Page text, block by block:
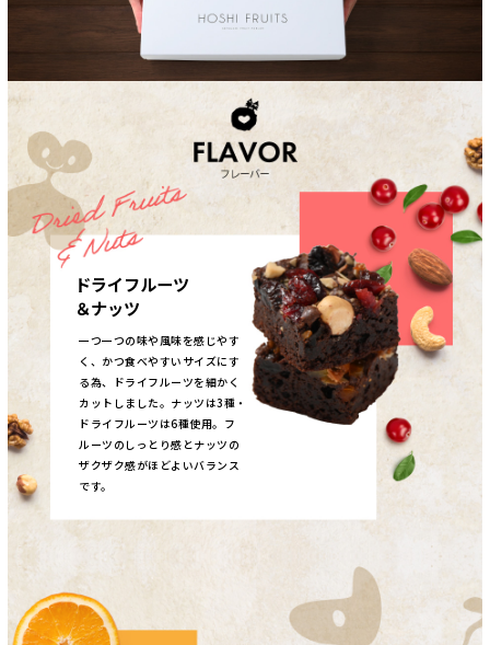
ドライフルーツ
＆ナッツ
一つ一つの味や風味を感じやす
く、かつ食べやすいサイズにす
る為、ドライフルーツを細かく
カットしました。ナッツは3種・
ドライフルーツは6種使用。フ
ルーツのしっとり感とナッツの
ザクザク感がほどよいバランス
です。